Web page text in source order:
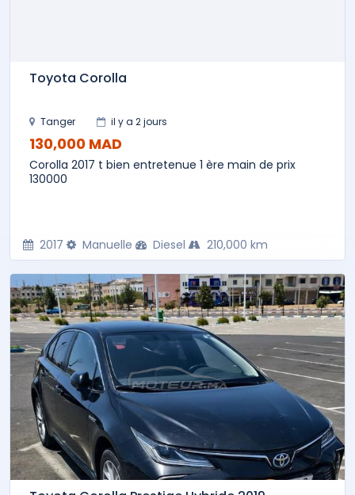
Toyota Corolla
Tanger il y a 2 jours
130,000 MAD
Corolla 2017 t bien entretenue 1 ère main de prix
130000
2017 Manuelle Diesel 210,000 km